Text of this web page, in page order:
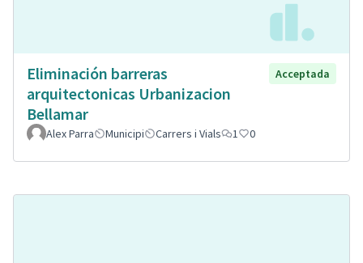
Eliminación barreras
arquitectonicas Urbanizacion
Bellamar
Acceptada
Alex Parra Municipi Carrers i Vials 1 0